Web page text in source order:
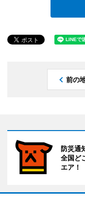
前の
防災通
全国ど
エア！